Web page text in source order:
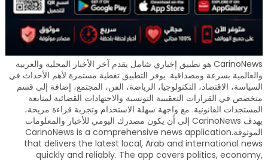
CarinoNews هو تطبيق إخباري شامل يقدم آخر الأخبار المحلية والعربية
والعالمية بسرعة ومصداقية. يوفر التطبيق تغطية مستمرة لأهم الأحداث في
السياسة، الاقتصاد، التكنولوجيا، الرياضة، الفن، المجتمع، إضافة إلى قسم
متخصص في القرارات التعقيبية التونسية والاجتهادات القضائية لمتابعة
المستجدات القانونية. مع واجهة سهلة الاستخدام وتجربة قراءة مريحة،
يهدف CarinoNews إلى أن يكون مصدرك اليومي للأخبار والمعلومات
الموثوقة.CarinoNews is a comprehensive news application
that delivers the latest local, Arab and international news
quickly and reliably. The app covers politics, economy,